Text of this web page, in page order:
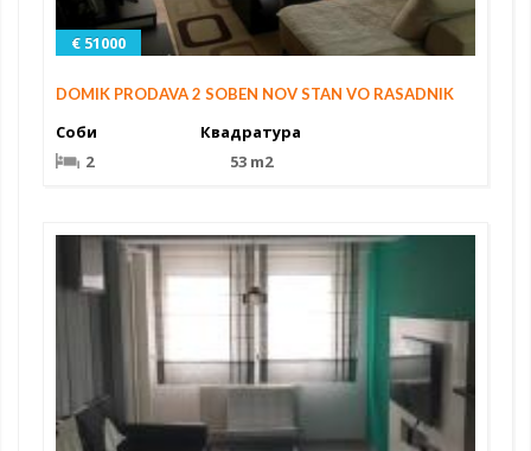
€ 51000
DOMIK PRODAVA 2 SOBEN NOV STAN VO RASADNIK
Соби
2
Квадратура
53 m2